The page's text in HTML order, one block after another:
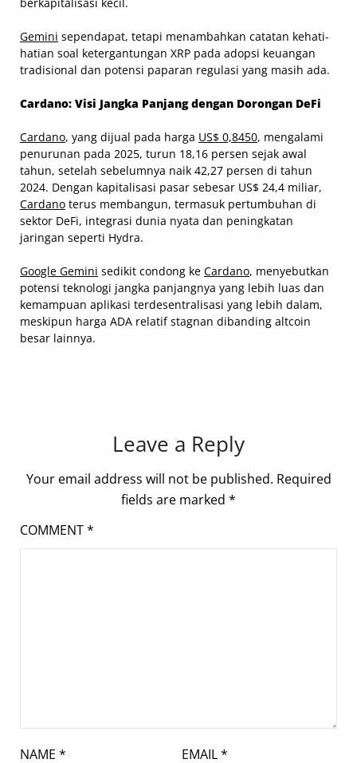
Gemini sependapat, tetapi menambahkan catatan kehati-
hatian soal ketergantungan XRP pada adopsi keuangan
tradisional dan potensi paparan regulasi yang masih ada.
Cardano: Visi Jangka Panjang dengan Dorongan DeFi
Cardano, yang dijual pada harga US$ 0,8450, mengalami
penurunan pada 2025, turun 18,16 persen sejak awal
tahun, setelah sebelumnya naik 42,27 persen di tahun
2024. Dengan kapitalisasi pasar sebesar US$ 24,4 miliar,
Cardano terus membangun, termasuk pertumbuhan di
sektor DeFi, integrasi dunia nyata dan peningkatan
jaringan seperti Hydra.
Google Gemini sedikit condong ke Cardano, menyebutkan
potensi teknologi jangka panjangnya yang lebih luas dan
kemampuan aplikasi terdesentralisasi yang lebih dalam,
meskipun harga ADA relatif stagnan dibanding altcoin
besar lainnya.
Leave a Reply
Your email address will not be published. Required
fields are marked *
COMMENT*
NAME * EMAIL*